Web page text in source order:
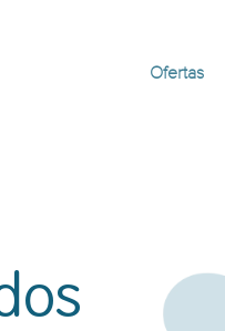
Ofertas